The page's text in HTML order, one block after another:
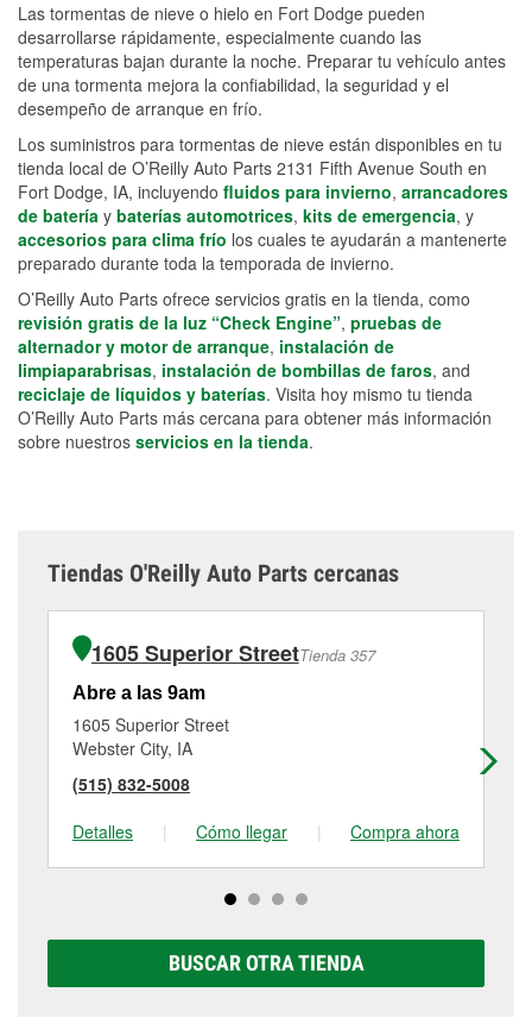
Las tormentas de nieve o hielo en Fort Dodge pueden
desarrollarse rápidamente, especialmente cuando las
temperaturas bajan durante la noche. Preparar tu vehículo antes
de una tormenta mejora la confiabilidad, la seguridad y el
desempeño de arranque en frío.
Los suministros para tormentas de nieve están disponibles en tu
tienda local de O’Reilly Auto Parts 2131 Fifth Avenue South en
Fort Dodge, IA, incluyendo fluidos para invierno, arrancadores
de batería y baterías automotrices, kits de emergencia, y
accesorios para clima frío los cuales te ayudarán a mantenerte
preparado durante toda la temporada de invierno.
O’Reilly Auto Parts ofrece servicios gratis en la tienda, como
revisión gratis de la luz “Check Engine”, pruebas de
alternador y motor de arranque, instalación de
limpiaparabrisas, instalación de bombillas de faros, and
reciclaje de líquidos y baterías. Visita hoy mismo tu tienda
O’Reilly Auto Parts más cercana para obtener más información
sobre nuestros servicios en la tienda.
Tiendas O'Reilly Auto Parts cercanas
1605 Superior StreetTienda 357
Abre a las 9am
1605 Superior Street
Webster City, IA
(515) 832-5008
Detalles
| Cómo llegar | Compra ahora
BUSCAR OTRA TIENDA